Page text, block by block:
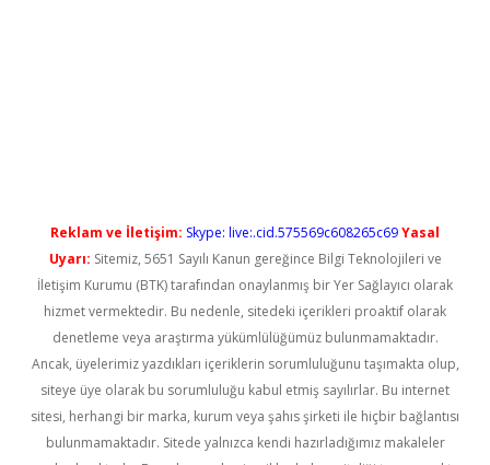
Reklam ve İletişim: Skype: live:.cid.575569c608265c69Yasal
Uyarı: Sitemiz, 5651 Sayılı Kanun gereğince Bilgi Teknolojileri ve
İletişim Kurumu (BTK) tarafından onaylanmış bir Yer Sağlayıcı olarak
hizmet vermektedir. Bu nedenle, sitedeki içerikleri proaktif olarak
denetleme veya araştırma yükümlülüğümüz bulunmamaktadır.
Ancak, üyelerimiz yazdıkları içeriklerin sorumluluğunu taşımakta olup,
siteye üye olarak bu sorumluluğu kabul etmiş sayılırlar. Bu internet
sitesi, herhangi bir marka, kurum veya şahıs şirketi ile hiçbir bağlantısı
bulunmamaktadır. Sitede yalnızca kendi hazırladığımız makaleler